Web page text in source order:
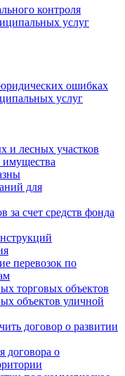
контроля
услуг
ошибках
услуг
и лесных участков
для
счет средств фонда
перевозок по
торговых объектов
объектов уличной
договор о развитии
договора о